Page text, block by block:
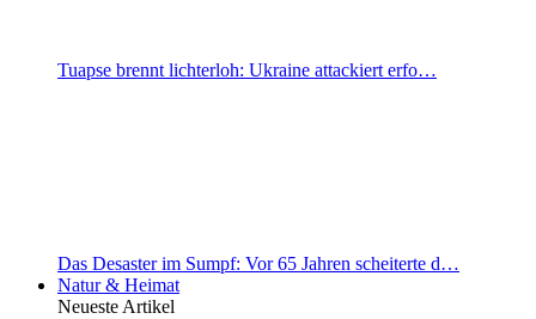
Tuapse brennt lichterloh: Ukraine attackiert erfo…
Das Desaster im Sumpf: Vor 65 Jahren scheiterte d…
Natur & Heimat
Neueste Artikel